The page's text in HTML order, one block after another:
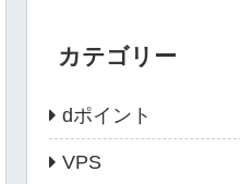
カテゴリー
dポイント
VPS